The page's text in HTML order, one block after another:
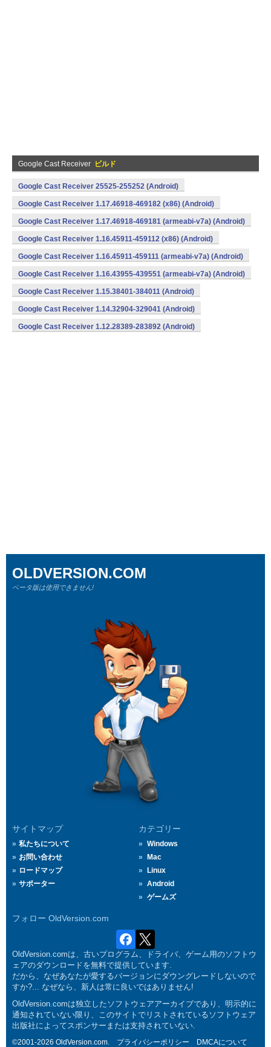
Google Cast Receiver ビルド
Google Cast Receiver 25525-255252 (Android)
Google Cast Receiver 1.17.46918-469182 (x86) (Android)
Google Cast Receiver 1.17.46918-469181 (armeabi-v7a) (Android)
Google Cast Receiver 1.16.45911-459112 (x86) (Android)
Google Cast Receiver 1.16.45911-459111 (armeabi-v7a) (Android)
Google Cast Receiver 1.16.43955-439551 (armeabi-v7a) (Android)
Google Cast Receiver 1.15.38401-384011 (Android)
Google Cast Receiver 1.14.32904-329041 (Android)
Google Cast Receiver 1.12.28389-283892 (Android)
サイトマップ
私たちについて
お問い合わせ
ロードマップ
サポーター
カテゴリー
Windows
Mac
Linux
Android
ゲームズ
フォロー OldVersion.com
OLDVERSION.COM
ベータ版は使用できません!
OldVersion.comは、古いプログラム、ドライバ、ゲーム用のソフトウ
ェアのダウンロードを無料で提供しています.
だから、なぜあなたが愛するバージョンにダウングレードしないので
すか?... なぜなら、新人は常に良いではありません!
OldVersion.comは独立したソフトウェアアーカイブであり、明示的に
通知されていない限り、このサイトでリストされているソフトウェア
出版社によってスポンサーまたは支持されていない.
©2001-2026 OldVersion.com. プライバシーポリシー DMCAについて